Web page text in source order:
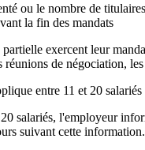
ou le nombre de
la fin des mandats
exercent leur
de négociation,
entre 11 et 20 salariés
salariés, l'employeur
suivant cette information.